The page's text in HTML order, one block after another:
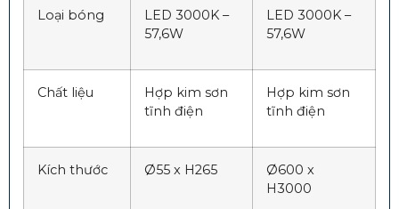
Loại bóng
LED 3000K –
57,6W
LED 3000K –
57,6W
Chất liệu
Hợp kim sơn
tĩnh điện
Hợp kim sơn
tĩnh điện
Kích thước Ø55 x H265
Ø600 x
H3000